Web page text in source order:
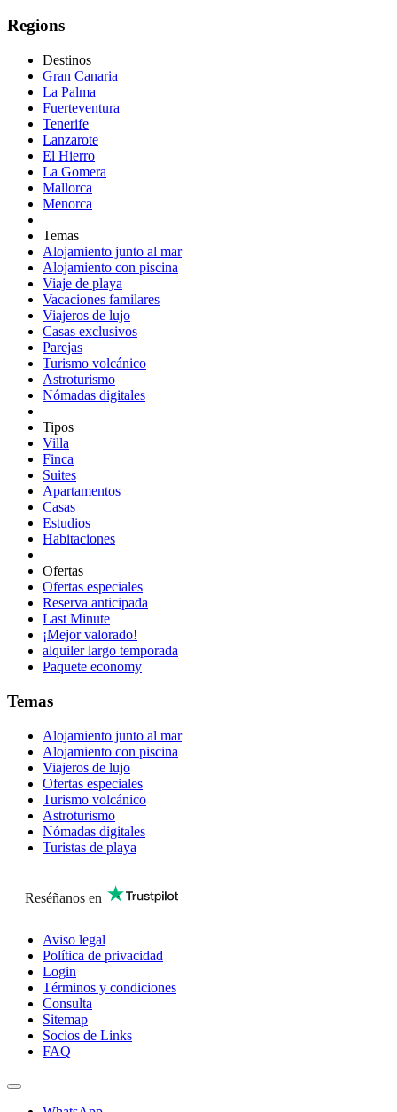
Regions
Destinos
Gran Canaria
La Palma
Fuerteventura
Tenerife
Lanzarote
El Hierro
La Gomera
Mallorca
Menorca
Temas
Alojamiento junto al mar
Alojamiento con piscina
Viaje de playa
Vacaciones familares
Viajeros de lujo
Casas exclusivos
Parejas
Turismo volcánico
Astroturismo
Nómadas digitales
Tipos
Villa
Finca
Suites
Apartamentos
Casas
Estudios
Habitaciones
Ofertas
Ofertas especiales
Reserva anticipada
Last Minute
¡Mejor valorado!
alquiler largo temporada
Paquete economy
Temas
Alojamiento junto al mar
Alojamiento con piscina
Viajeros de lujo
Ofertas especiales
Turismo volcánico
Astroturismo
Nómadas digitales
Turistas de playa
Reséñanos en
Aviso legal
Política de privacidad
Login
Términos y condiciones
Consulta
Sitemap
Socios de Links
FAQ